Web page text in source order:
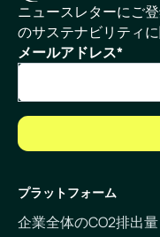
ホームページ
ニュースレターにご
のサステナビリティ
メールアドレス*
プラットフォーム
企業全体のCO2排出量